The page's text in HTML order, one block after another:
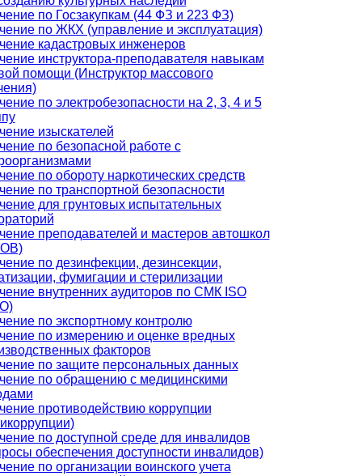
по Госзакупкам (44 ФЗ и 223 ФЗ)
по ЖКХ (управление и эксплуатация)
кадастровых инженеров
инструктора-преподавателя навыкам
помощи (Инструктор массового
по электробезопасности на 2, 3, 4 и 5
изыскателей
по безопасной работе с
по обороту наркотических средств
по транспортной безопасности
для грунтовых испытательных
преподавателей и мастеров автошкол
по дезинфекции, дезинсекции,
фумигации и стерилизации
внутренних аудиторов по СМК ISO
по экспортному контролю
по измерению и оценке вредных
факторов
по защите персональных данных
по обращению с медицинскими
противодействию коррупции
по доступной среде для инвалидов
обеспечения доступности инвалидов)
по организации воинского учета